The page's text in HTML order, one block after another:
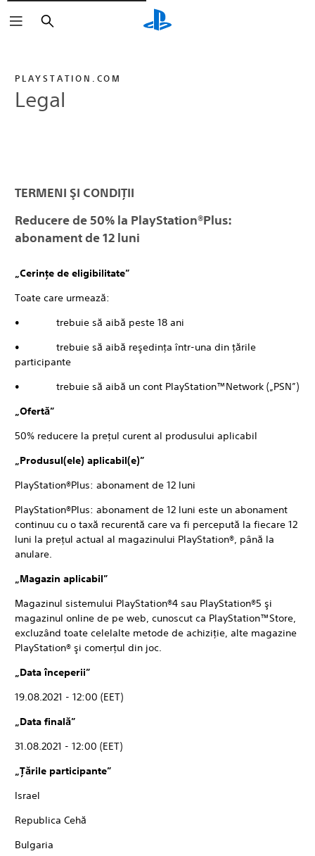
PLAYSTATION.COM
Legal
TERMENI ŞI CONDIŢII
Reducere de 50% la PlayStation®Plus:
abonament de 12 luni
„Cerinţe de eligibilitate”
Toate care urmează:
• trebuie să aibă peste 18 ani
• trebuie să aibă reşedinţa într-una din ţările
participante
• trebuie să aibă un cont PlayStation™Network („PSN”)
„Ofertă”
50% reducere la preţul curent al produsului aplicabil
„Produsul(ele) aplicabil(e)”
PlayStation®Plus: abonament de 12 luni
PlayStation®Plus: abonament de 12 luni este un abonament
continuu cu o taxă recurentă care va fi percepută la fiecare 12
luni la preţul actual al magazinului PlayStation®, până la
anulare.
„Magazin aplicabil”
Magazinul sistemului PlayStation®4 sau PlayStation®5 şi
magazinul online de pe web, cunoscut ca PlayStation™Store,
excluzând toate celelalte metode de achiziţie, alte magazine
PlayStation® şi comerţul din joc.
„Data începerii”
19.08.2021 - 12:00 (EET)
„Data finală”
31.08.2021 - 12:00 (EET)
„Țările participante”
Israel
Republica Cehă
Bulgaria